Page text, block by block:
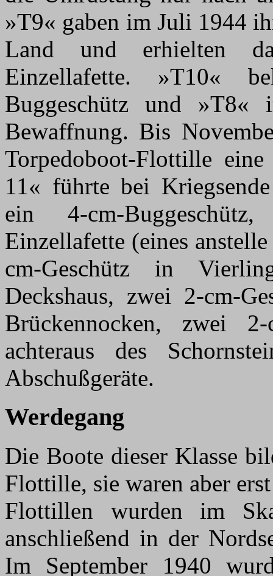
»T9« gaben im Juli 1944
Land und erhielten
Einzellafette. »T10«
Buggeschütz und
Bewaffnung. Bis
Torpedoboot-Flottille
11« führte bei
ein 4-cm-
Einzellafette (eines
cm-Geschütz in
Deckshaus, zwei 2-cm-
Brückennocken, zwei
achteraus des
Abschußgeräte.
Werdegang
Die Boote dieser Klasse
Flottille, sie waren aber
Flottillen wurden im
anschließend in der
Im September 1940